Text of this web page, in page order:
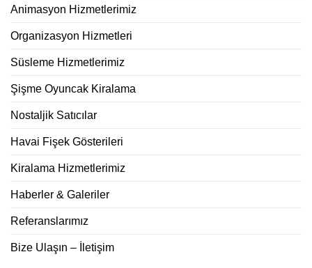
Animasyon Hizmetlerimiz
Organizasyon Hizmetleri
Süsleme Hizmetlerimiz
Şişme Oyuncak Kiralama
Nostaljik Satıcılar
Havai Fişek Gösterileri
Kiralama Hizmetlerimiz
Haberler & Galeriler
Referanslarımız
Bize Ulaşın – İletişim